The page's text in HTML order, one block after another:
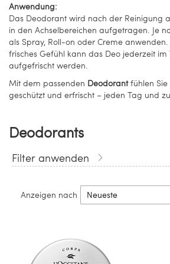
Anwendung:
Das Deodorant wird nach der Reinigung
in den Achselbereichen aufgetragen. Je
als Spray, Roll-on oder Creme
frisches Gefühl kann das Deo jederzeit
aufgefrischt werden.
Mit dem passenden Deodorantfühlen Sie
geschützt und erfrischt – jeden Tag und
Deodorants
Filter anwenden
Anzeigen nach